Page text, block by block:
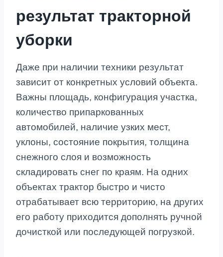
результат тракторной
уборки
Даже при наличии техники результат
зависит от конкретных условий объекта.
Важны площадь, конфигурация участка,
количество припаркованных
автомобилей, наличие узких мест,
уклоны, состояние покрытия, толщина
снежного слоя и возможность
складировать снег по краям. На одних
объектах трактор быстро и чисто
отрабатывает всю территорию, на других
его работу приходится дополнять ручной
дочисткой или последующей погрузкой.